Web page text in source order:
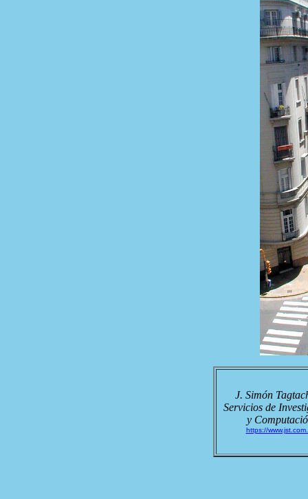
J. Simón
Servicios de
y
https://